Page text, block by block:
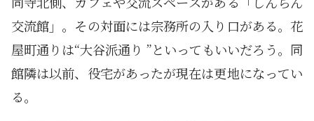
交流館」。その対面には宗務所の入り口がある。花
屋町通りは“大谷派通り ”といってもいいだろう。同
館隣は以前、役宅があったが現在は更地になってい
る。